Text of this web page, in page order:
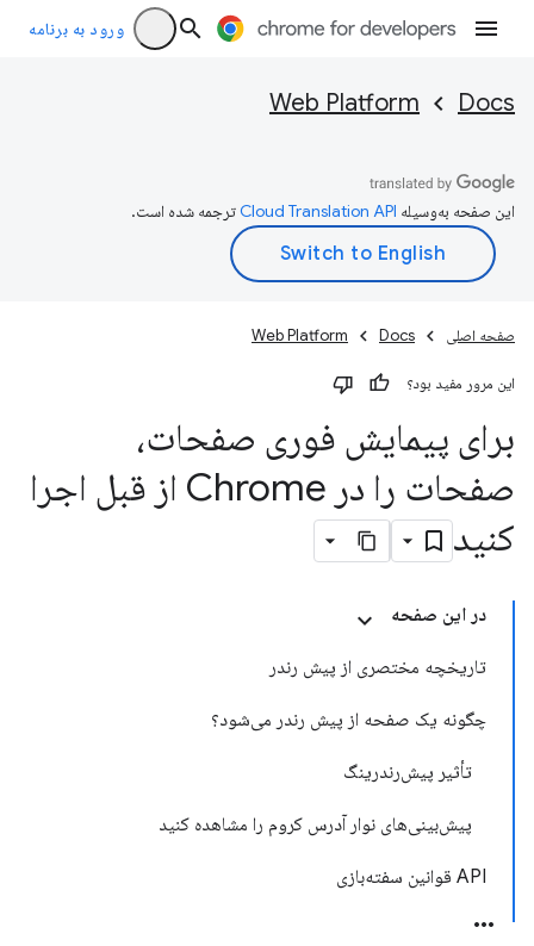
ورود به برنامه
Docs
Web Platform
این صفحه به‌وسیله ترجمه شده است.
صفحه اصلی Docs
Web Platform
این مرور مفید بود؟
برای پیمایش فوری صفحات،
صفحات را در Chrome از قبل اجرا
کنید
در این صفحه
تاریخچه مختصری از پیش رندر
چگونه یک صفحه از پیش رندر می‌شود؟
تأثیر پیش‌رندرینگ
پیش‌بینی‌های نوار آدرس کروم را مشاهده کنید
API قوانین سفته‌بازی